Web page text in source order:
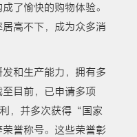
了愉快的购物体验。
高不下，成为众多消
和生产能力，拥有多
目前，已申请多项
，并多次获得“国家
誉称号。这些荣誉彰